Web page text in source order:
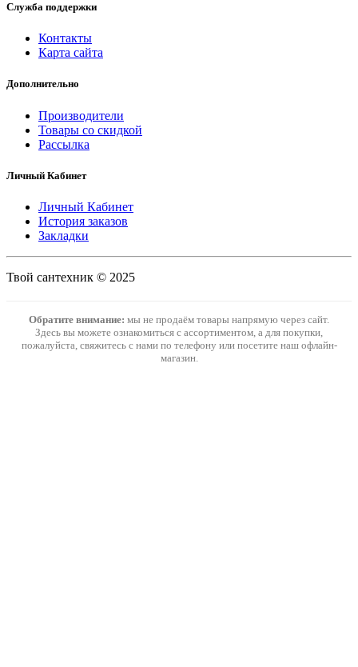
Служба поддержки
Контакты
Карта сайта
Дополнительно
Производители
Товары со скидкой
Рассылка
Личный Кабинет
Личный Кабинет
История заказов
Закладки
Твой сантехник © 2025
Обратите внимание: мы не продаём товары напрямую через сайт.
Здесь вы можете ознакомиться с ассортиментом, а для покупки,
пожалуйста, свяжитесь с нами по телефону или посетите наш офлайн-
магазин.